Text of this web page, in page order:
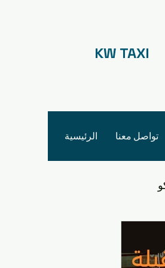
KW TAXI
الرئيسية تواصل معنا